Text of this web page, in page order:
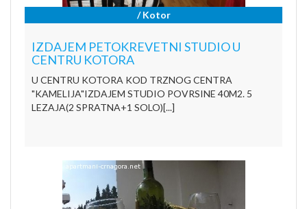
/ Kotor
IZDAJEM PETOKREVETNI STUDIO U
CENTRU KOTORA
U CENTRU KOTORA KOD TRZNOG CENTRA
"KAMELIJA"IZDAJEM STUDIO POVRSINE 40M2. 5
LEZAJA(2 SPRATNA+1 SOLO)[...]